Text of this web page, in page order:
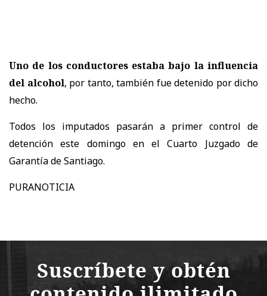
Uno de los conductores estaba bajo la influencia
del alcohol, por tanto, también fue detenido por dicho
hecho.
Todos los imputados pasarán a primer control de
detención este domingo en el Cuarto Juzgado de
Garantía de Santiago.
PURANOTICIA